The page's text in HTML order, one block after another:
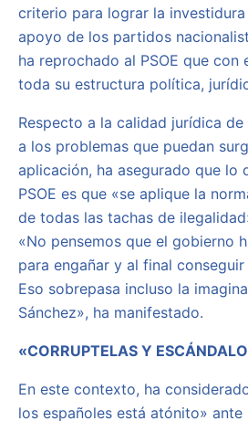
criterio para lograr la
apoyo de los partidos
ha reprochado al PSOE que con
toda su estructura política,
Respecto a la calidad jurídica
a los problemas que puedan
aplicación, ha asegurado que lo
PSOE es que «se aplique la
de todas las tachas de
«No pensemos que el gobierno
para engañar y al final
Eso sobrepasa incluso la
Sánchez», ha manifestado.
«CORRUPTELAS Y
En este contexto, ha
los españoles está atónito»